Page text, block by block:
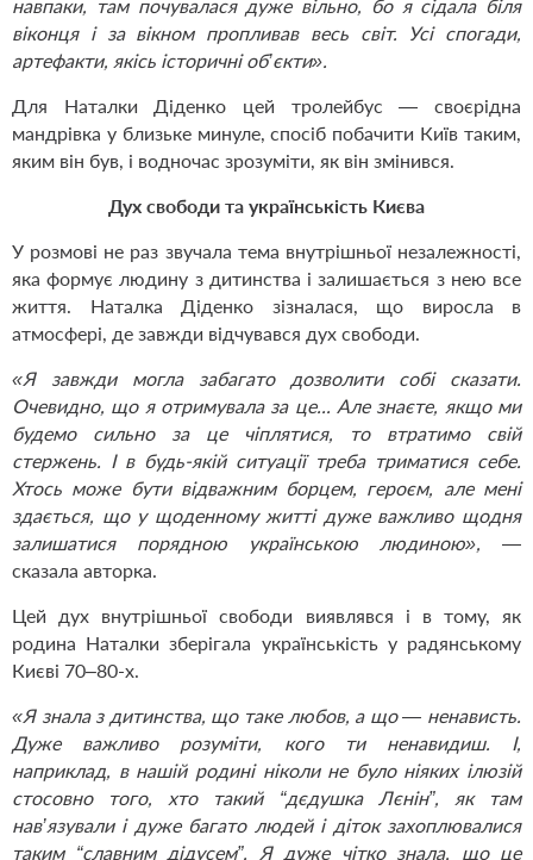
навпаки, там почувалася дуже вільно, бо я сідала біля
віконця і за вікном пропливав весь світ. Усі спогади,
артефакти, якісь історичні об’єкти».
Для Наталки Діденко цей тролейбус — своєрідна
мандрівка у близьке минуле, спосіб побачити Київ таким,
яким він був, і водночас зрозуміти, як він змінився.
Дух свободи та українськість Києва
У розмові не раз звучала тема внутрішньої незалежності,
яка формує людину з дитинства і залишається з нею все
життя. Наталка Діденко зізналася, що виросла в
атмосфері, де завжди відчувався дух свободи.
«Я завжди могла забагато дозволити собі сказати.
Очевидно, що я отримувала за це... Але знаєте, якщо ми
будемо сильно за це чіплятися, то втратимо свій
стержень. І в будь-якій ситуації треба триматися себе.
Хтось може бути відважним борцем, героєм, але мені
здається, що у щоденному житті дуже важливо щодня
залишатися порядною українською людиною», —
сказала авторка.
Цей дух внутрішньої свободи виявлявся і в тому, як
родина Наталки зберігала українськість у радянському
Києві 70–80-х.
«Я знала з дитинства, що таке любов, а що — ненависть.
Дуже важливо розуміти, кого ти ненавидиш. І,
наприклад, в нашій родині ніколи не було ніяких ілюзій
стосовно того, хто такий “дєдушка Лєнін”, як там
нав’язували і дуже багато людей і діток захоплювалися
таким “славним дідусем”. Я дуже чітко знала, що це